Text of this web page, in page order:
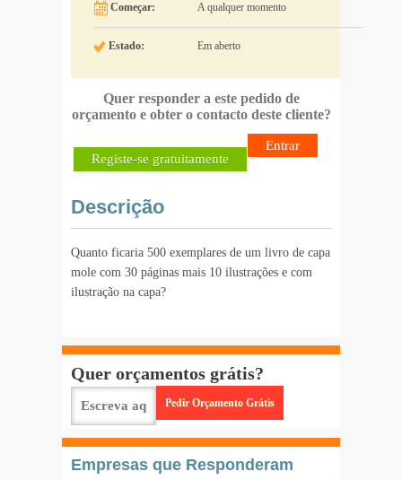
Começar: A qualquer momento
Estado: Em aberto
Quer responder a este pedido de
orçamento e obter o contacto deste cliente?
Entrar
Registe-se gratuitamente
Descrição
Quanto ficaria 500 exemplares de um livro de capa
mole com 30 páginas mais 10 ilustrações e com
ilustração na capa?
Quer orçamentos grátis?
Empresas que Responderam